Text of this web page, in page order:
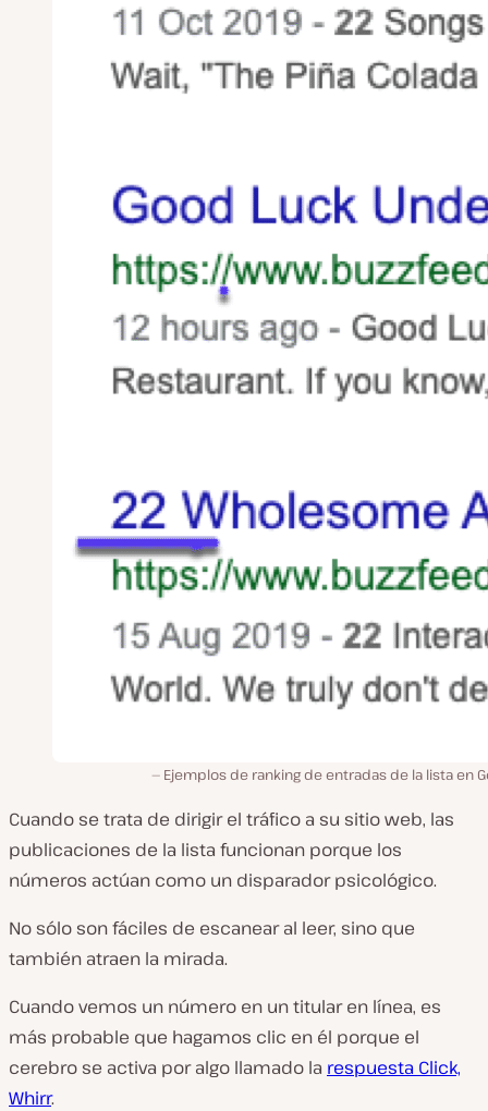
Ejemplos de ranking de entradas de la lista en
Cuando se trata de dirigir el tráfico a su sitio web, las
publicaciones de la lista funcionan porque los
números actúan como un disparador psicológico.
No sólo son fáciles de escanear al leer, sino que
también atraen la mirada.
Cuando vemos un número en un titular en línea, es
más probable que hagamos clic en él porque el
cerebro se activa por algo llamado la respuesta Click,
Whirr.